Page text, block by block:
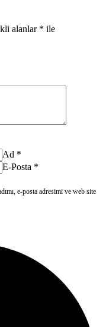
alanlar * ile
Ad *
E-Posta *
e-posta adresimi ve web site